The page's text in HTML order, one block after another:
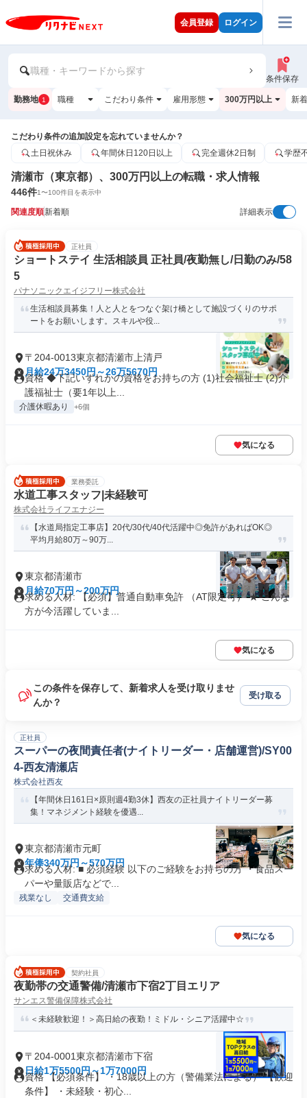
会員登録 ログイン
職種・キーワードから探す
条件保存
勤務地 1 職種 こだわり条件 雇用形態 300万円以上 新
こだわり条件の追加設定を忘れていませんか？
土日祝休み
年間休日120日以上 完全週休2日制 学歴
清瀬市（東京都）、300万円以上の転職・求人情報
446件1〜100件目を表示中
関連度順新着順 詳細表示
正社員
ショートステイ 生活相談員 正社員/夜勤無し/日勤のみ/58
5
パナソニックエイジフリー株式会社
生活相談員募集！人と人とをつなぐ架け橋として施設づくりのサポ
ートをお願いします。スキルや役...
〒204-0013東京都清瀬市上清戸
月給24万3450円～26万5670円
資格 ◆下記いずれかの資格をお持ちの方 (1)社会福祉士 (2)介
護福祉士（要1年以上...
介護休暇あり +6個
気になる
業務委託
水道工事スタッフ|未経験可
株式会社ライフエナジー
【水道局指定工事店】20代/30代/40代活躍中◎免許があればOK◎
平均月給80万～90万...
東京都清瀬市
月給70万円～200万円
求める人材: 【必須】普通自動車免許 （AT限定可） ★ こんな
方が今活躍していま...
気になる
この条件を保存して、新着求人を受け取りませ
んか？
受け取る
正社員
スーパーの夜間責任者(ナイトリーダー・店舗運営)/SY00
4-西友清瀬店
株式会社西友
【年間休日161日×原則週4勤3休】西友の正社員ナイトリーダー募
集！マネジメント経験を優遇...
東京都清瀬市元町
年俸340万円～570万円
求める人材: ■ 必須経験 以下のご経験をお持ちの方 ・食品スー
パーや量販店などで...
残業なし 交通費支給
気になる
契約社員
夜勤帯の交通警備/清瀬市下宿2丁目エリア
サンエス警備保障株式会社
＜未経験歓迎！＞高日給の夜勤！ミドル・シニア活躍中☆
〒204-0001東京都清瀬市下宿
日給1万5500円～1万7000円
資格 【必須条件】 ・18歳以上の方（警備業法による） 【歓迎
条件】 ・未経験・初心...